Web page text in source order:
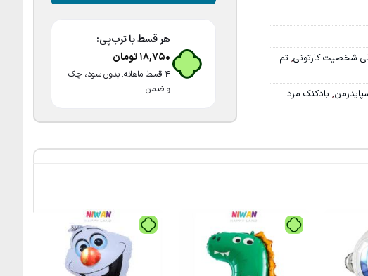
شخصیت کارتونی, تم
, بادکنک مرد
هر قسط با ترب‌پی:
18,750 تومان
۴ قسط ماهانه. بدون سود، چک
و ضامن.